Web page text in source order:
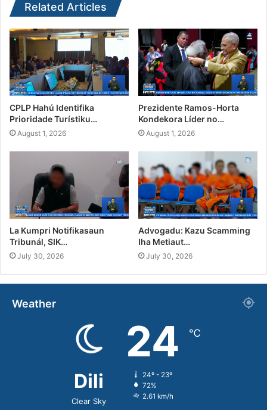
Related Articles
CPLP Hahú Identifika
Prioridade Turístiku…
August 1, 2026
Prezidente Ramos-Horta
Kondekora Líder no…
August 1, 2026
La Kumpri Notifikasaun
Tribunál, SIK…
July 30, 2026
Advogadu: Kazu Scamming
Iha Metiaut…
July 30, 2026
Weather
Dili
Clear Sky
24 ℃
24º - 23º
72%
2.61 km/h